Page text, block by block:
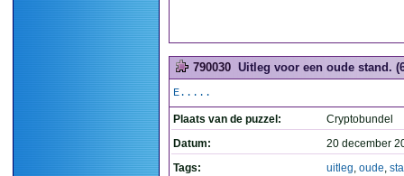
790030 Uitleg voor een oude stand.
E.....
Plaats van de puzzel:
Cryptobundel
Datum:
20 december
Tags:
uitleg, oude,